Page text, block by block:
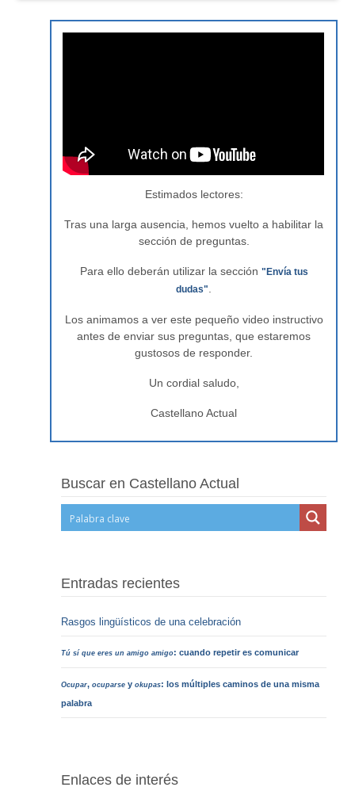
Estimados lectores:
Tras una larga ausencia, hemos vuelto a habilitar la
sección de preguntas.
Para ello deberán utilizar la sección "Envía tus
dudas"
Los animamos a ver este pequeño video instructivo
antes de enviar sus preguntas, que estaremos
gustosos de responder.
Un cordial saludo,
Castellano Actual
Buscar en Castellano Actual
Entradas recientes
Rasgos lingüísticos de una celebración
Tú sí que eres un amigo amigo: cuando repetir es comunicar
Ocupar,ocuparse yokupas: los múltiples caminos de una misma
palabra
Enlaces de interés